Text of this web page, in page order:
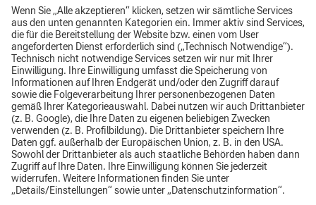
0162 9723 945
keith.puettmann@claas-mdo.de